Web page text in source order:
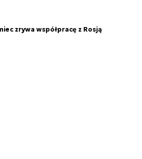
zrywa współpracę z Rosją